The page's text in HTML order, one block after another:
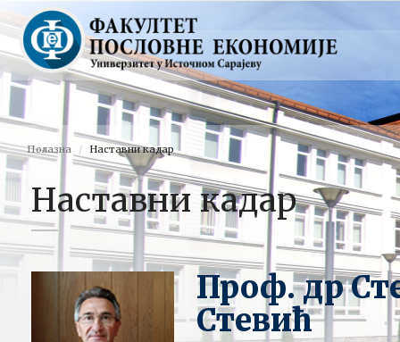
Полазна Наставни кадар
Наставни кадар
Проф. др
Стевић